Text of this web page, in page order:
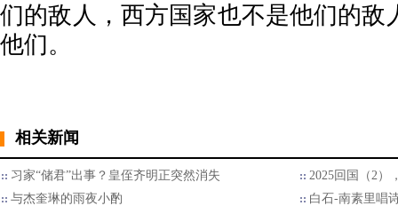
们的敌人，西方国家也不是他们的敌
他们。
相关新闻
习家“储君”出事？皇侄齐明正突然消失
2025回国（2）
与杰奎琳的雨夜小酌
白石-南素里唱